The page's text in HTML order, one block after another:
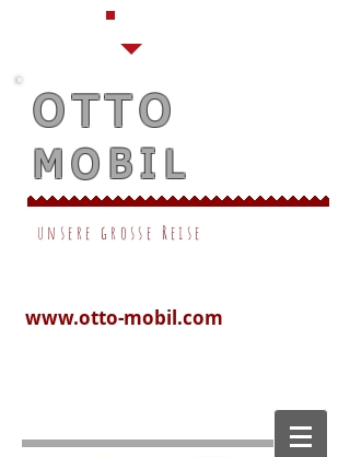
OTTO
MOBIL
unsere grosse Reise
www.otto-mobil.com